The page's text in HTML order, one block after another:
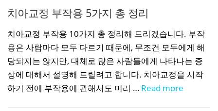
치아교정 부작용 5가지 총 정리
치아교정 부작용 10가지 총 정리해 드리겠습니다. 부작
용은 사람마다 모두 다르기 때문에, 무조건 모두에게 해
당되지는 않지만, 대체로 많은 사람들에게 나타나는 증
상에 대해서 설명해 드릴려고 합니다. 치아교정을 시작
하기 전에 부작용에 관해서도 미리 … Read more